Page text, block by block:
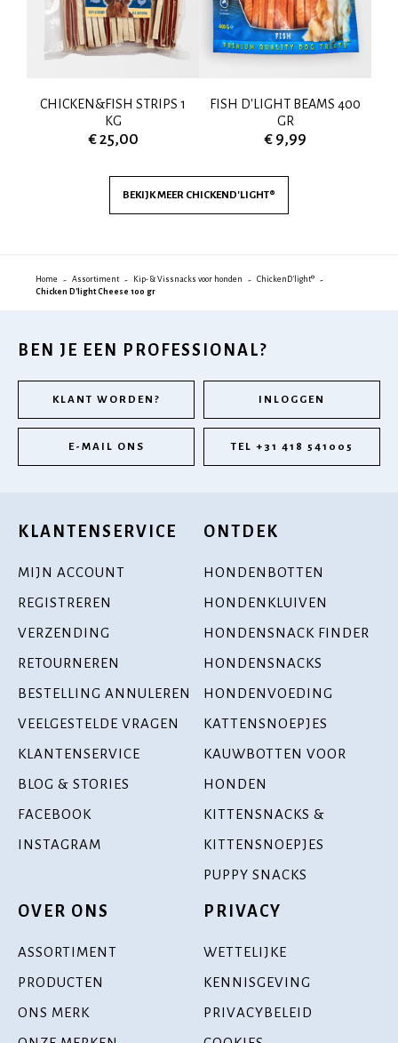
CHICKEN&FISH STRIPS 1
KG
€ 25,00
FISH D'LIGHT BEAMS 400
GR
€ 9,99
BEKIJK MEER CHICKEND'LIGHT®
Home Assortiment Kip- & Vissnacks voor honden
ChickenD'light®
Chicken D'light Cheese 100 gr
BEN JE EEN PROFESSIONAL?
KLANT WORDEN? INLOGGEN
E-MAIL ONS TEL +31 418 541005
KLANTENSERVICE
MIJN ACCOUNT
REGISTREREN
VERZENDING
RETOURNEREN
BESTELLING ANNULEREN
VEELGESTELDE VRAGEN
KLANTENSERVICE
BLOG & STORIES
FACEBOOK
INSTAGRAM
ONTDEK
HONDENBOTTEN
HONDENKLUIVEN
HONDENSNACK FINDER
HONDENSNACKS
HONDENVOEDING
KATTENSNOEPJES
KAUWBOTTEN VOOR
HONDEN
KITTENSNACKS &
KITTENSNOEPJES
PUPPY SNACKS
OVER ONS
ASSORTIMENT
PRODUCTEN
ONS MERK
PRIVACY
WETTELIJKE
KENNISGEVING
PRIVACYBELEID